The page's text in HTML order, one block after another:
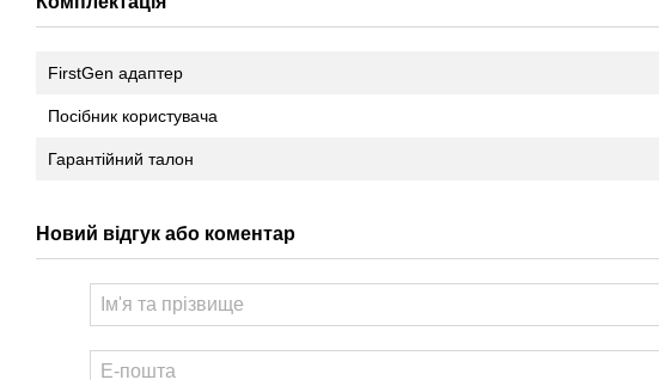
FirstGen адаптер
Посібник користувача
Гарантійний талон
Новий відгук або коментар